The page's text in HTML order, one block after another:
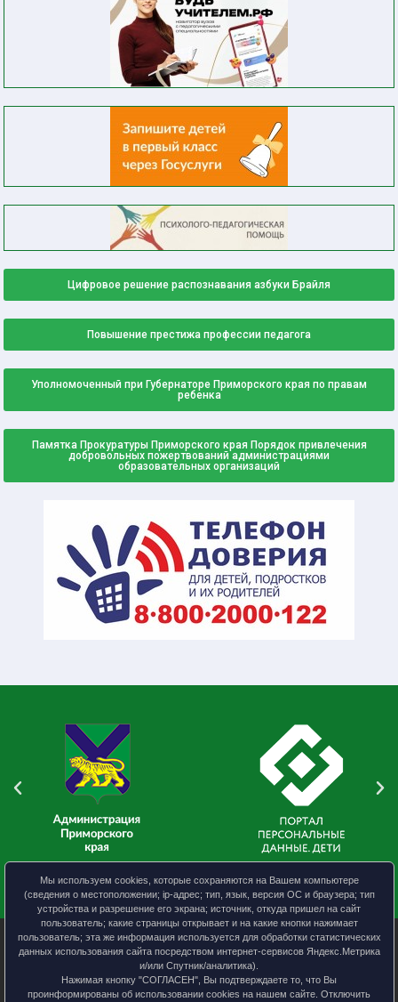
Цифровое решение распознавания азбуки Брайля
Повышение престижа профессии педагога
Уполномоченный при Губернаторе Приморского края по правам
ребенка
Памятка Прокуратуры Приморского края Порядок привлечения
добровольных пожертвований администрациями
образовательных организаций
УО АКМО
Политика конфиденциальности
Мы используем cookies, которые сохраняются на Вашем компьютере
(сведения о местоположении; ip-адрес; тип, язык, версия ОС и браузера; тип
устройства и разрешение его экрана; источник, откуда пришел на сайт
пользователь; какие страницы открывает и на какие кнопки нажимает
пользователь; эта же информация используется для обработки статистических
данных использования сайта посредством интернет-сервисов Яндекс.Метрика
и/или Спутник/аналитика).
Нажимая кнопку "СОГЛАСЕН", Вы подтверждаете то, что Вы
проинформированы об использовании cookies на нашем сайте. Отключить